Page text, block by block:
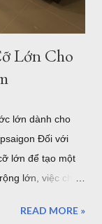
Lớn Cho
lớn dành cho
Đối với
lớn để tạo một
lớn, việc chọn
thất liền mạch,
READ MORE »